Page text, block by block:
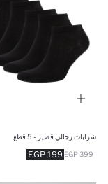
شرابات رجالي قصير - 5 قطع
199 EGP 399 EGP